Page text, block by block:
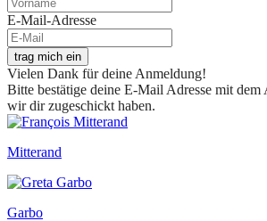
E-Mail-Adresse
trag mich ein
Vielen Dank für deine Anmeldung!
Bitte bestätige deine E-Mail Adresse mit
wir dir zugeschickt haben.
Mitterand
Garbo